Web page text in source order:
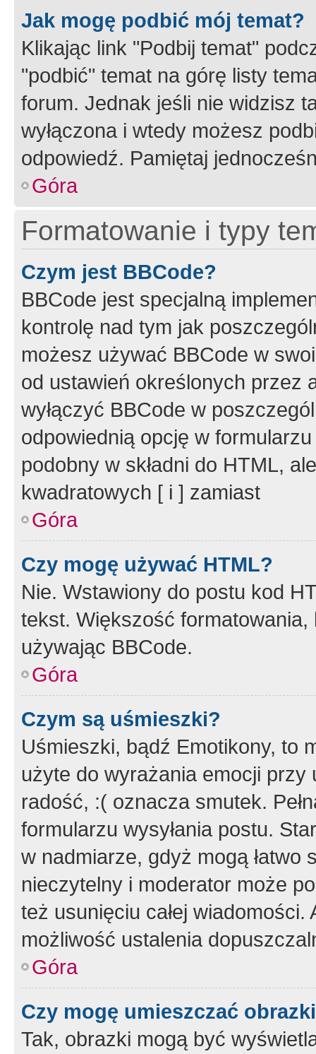
Jak mogę podbić mój temat?
Klikając link "Podbij temat"
"podbić" temat na górę listy
forum. Jednak jeśli nie widzisz
wyłączona i wtedy możesz
odpowiedź. Pamiętaj
Góra
Formatowanie i typy
Czym jest BBCode?
BBCode jest specjalną
kontrolę nad tym jak
możesz używać BBCode w
od ustawień określonych przez
wyłączyć BBCode w
odpowiednią opcję w
podobny w składni do HTML,
kwadratowych [ i ] zamiast
Góra
Czy mogę używać HTML?
Nie. Wstawiony do postu kod
tekst. Większość
używając BBCode.
Góra
Czym są uśmieszki?
Uśmieszki, bądź Emotikony, to
użyte do wyrażania emocji
radość, :( oznacza smutek.
formularzu wysyłania postu.
w nadmiarze, gdyż mogą
nieczytelny i moderator może
też usunięciu całej
możliwość ustalenia
Góra
Czy mogę umieszczać
Tak, obrazki mogą być